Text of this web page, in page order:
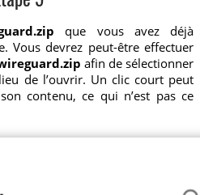
que vous avez déjà
Vous devrez peut-être effectuer
afin de sélectionner
de l’ouvrir. Un clic court peut
contenu, ce qui n’est pas ce